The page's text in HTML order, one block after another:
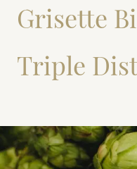
Grisette
Triple